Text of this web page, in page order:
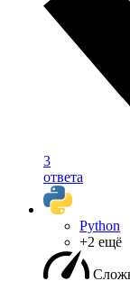
3
ответа
Python
+2 ещё